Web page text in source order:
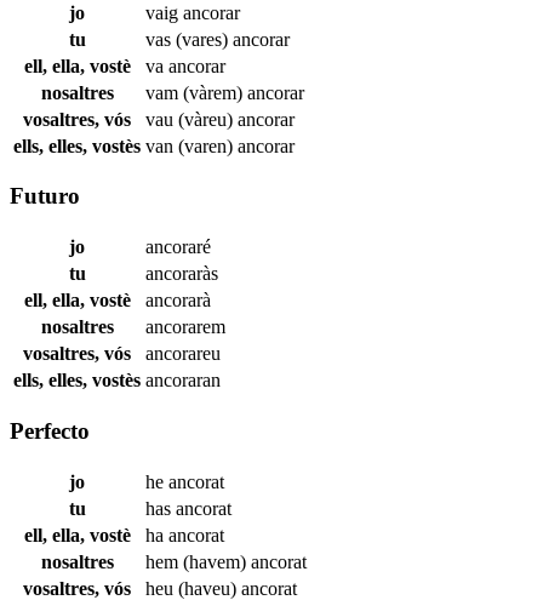
jo vaig ancorar
tu
vas (vares) ancorar
ell, ella, vostè
va ancorar
nosaltres
vam (vàrem) ancorar
vosaltres, vós
vau (vàreu) ancorar
ells, elles, vostès van (varen) ancorar
Futuro
jo
ancoraré
tu
ancoraràs
ell, ella, vostè
ancorarà
nosaltres
ancorarem
vosaltres, vós
ancorareu
ells, elles, vostès ancoraran
Perfecto
jo he ancorat
tu
has ancorat
ell, ella, vostè
ha ancorat
nosaltres
hem (havem) ancorat
vosaltres, vós
heu (haveu) ancorat